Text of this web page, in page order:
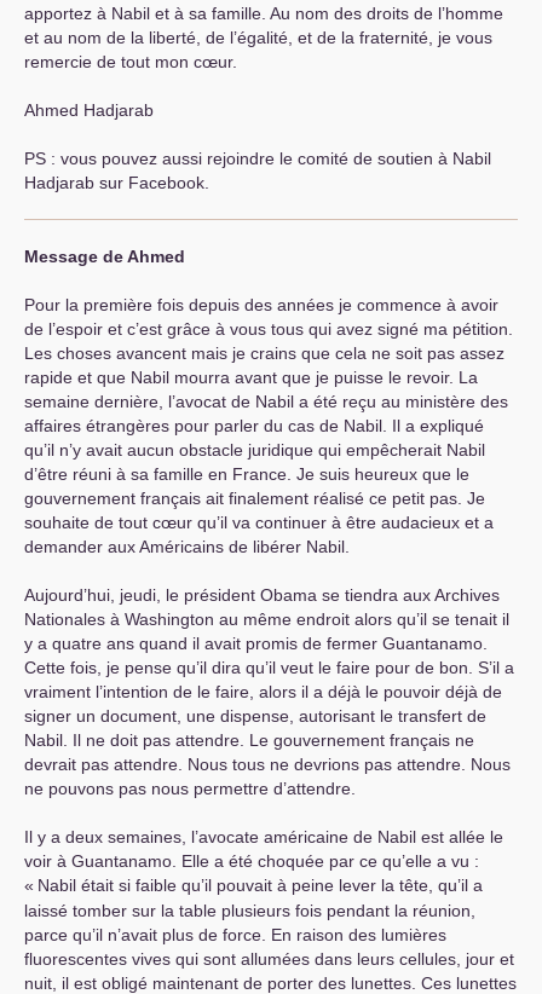
apportez à Nabil et à sa famille. Au nom des droits de l’homme
et au nom de la liberté, de l’égalité, et de la fraternité, je vous
remercie de tout mon cœur.
Ahmed Hadjarab
PS : vous pouvez aussi rejoindre le comité de soutien à Nabil
Hadjarab sur Facebook.
Message de Ahmed
Pour la première fois depuis des années je commence à avoir
de l’espoir et c’est grâce à vous tous qui avez signé ma pétition.
Les choses avancent mais je crains que cela ne soit pas assez
rapide et que Nabil mourra avant que je puisse le revoir. La
semaine dernière, l’avocat de Nabil a été reçu au ministère des
affaires étrangères pour parler du cas de Nabil. Il a expliqué
qu’il n’y avait aucun obstacle juridique qui empêcherait Nabil
d’être réuni à sa famille en France. Je suis heureux que le
gouvernement français ait finalement réalisé ce petit pas. Je
souhaite de tout cœur qu’il va continuer à être audacieux et a
demander aux Américains de libérer Nabil.
Aujourd’hui, jeudi, le président Obama se tiendra aux Archives
Nationales à Washington au même endroit alors qu’il se tenait il
y a quatre ans quand il avait promis de fermer Guantanamo.
Cette fois, je pense qu’il dira qu’il veut le faire pour de bon. S’il a
vraiment l’intention de le faire, alors il a déjà le pouvoir déjà de
signer un document, une dispense, autorisant le transfert de
Nabil. Il ne doit pas attendre. Le gouvernement français ne
devrait pas attendre. Nous tous ne devrions pas attendre. Nous
ne pouvons pas nous permettre d’attendre.
Il y a deux semaines, l’avocate américaine de Nabil est allée le
voir à Guantanamo. Elle a été choquée par ce qu’elle a vu :
« Nabil était si faible qu’il pouvait à peine lever la tête, qu’il a
laissé tomber sur la table plusieurs fois pendant la réunion,
parce qu’il n’avait plus de force. En raison des lumières
fluorescentes vives qui sont allumées dans leurs cellules, jour et
nuit, il est obligé maintenant de porter des lunettes. Ces lunettes